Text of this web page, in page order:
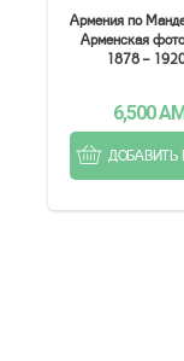
Армения по
Арменская
1878 –
6,500
ДОБАВИТЬ В